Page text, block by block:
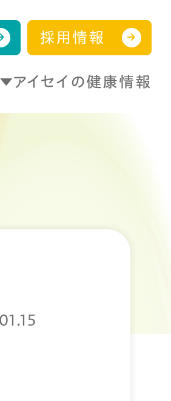
採用情報
アイセイの健康情報